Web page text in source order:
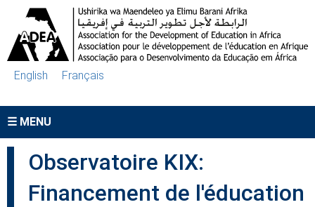
Aller au contenu principal
English Français
☰ MENU
Observatoire KIX:
Financement de l'éducation